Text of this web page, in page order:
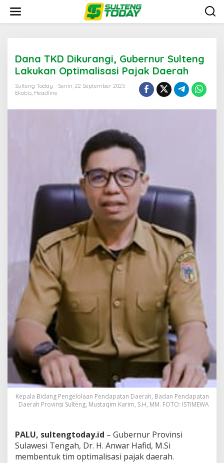
konten
Dana TKD Dikurangi, Gubernur Sulteng
Lakukan Optimalisasi Pajak Daerah
Sulteng Today
Senin, 22 September 2025
Ekobis, Headline
Kepala Bidang Pengelolaan Pendapatan Daerah, Badan Pendapatan
Daerah Provinsi Sulteng, Mustaqim Karim, S.H, MM. FOTO: ISTIMEWA
PALU, sultengtoday.id – Gubernur Provinsi
Sulawesi Tengah, Dr. H. Anwar Hafid, M.Si
membentuk tim optimalisasi pajak daerah.